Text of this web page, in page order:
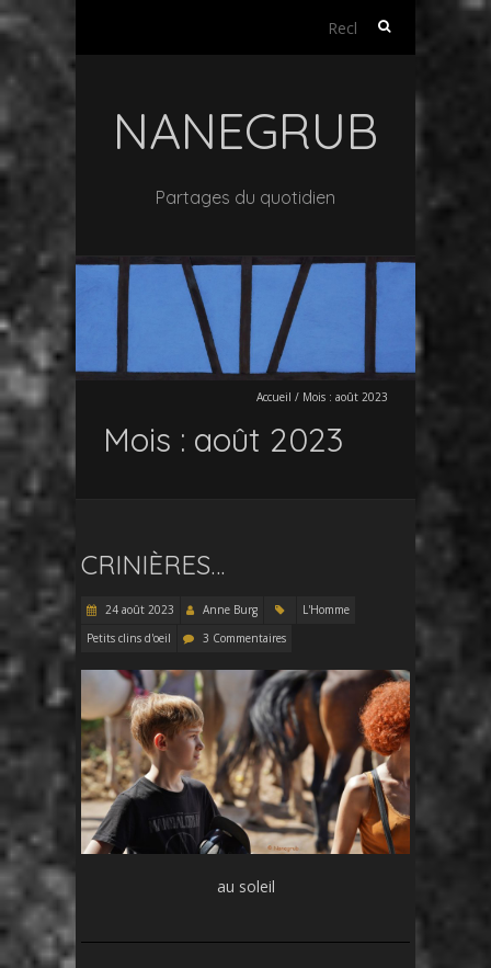
Rechercher :
NANEGRUB
Partages du quotidien
Accueil / Mois : août 2023
Mois : août 2023
CRINIÈRES…
24 août 2023 Anne Burg
L'Homme
Petits clins d'oeil
3 Commentaires
au soleil